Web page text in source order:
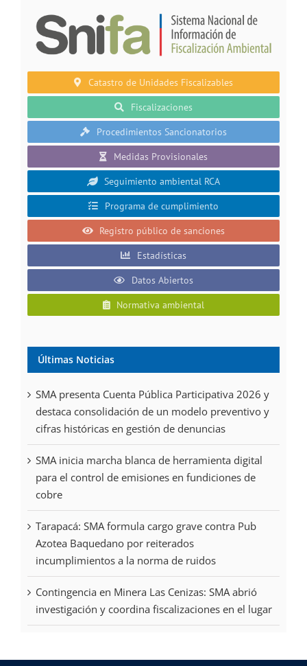
Catastro de Unidades Fiscalizables
Fiscalizaciones
Procedimientos Sancionatorios
Medidas Provisionales
Seguimiento ambiental RCA
Programa de cumplimiento
Registro público de sanciones
Estadísticas
Datos Abiertos
Normativa ambiental
Últimas Noticias
SMA presenta Cuenta Pública Participativa 2026 y
destaca consolidación de un modelo preventivo y
cifras históricas en gestión de denuncias
SMA inicia marcha blanca de herramienta digital
para el control de emisiones en fundiciones de
cobre
Tarapacá: SMA formula cargo grave contra Pub
Azotea Baquedano por reiterados
incumplimientos a la norma de ruidos
Contingencia en Minera Las Cenizas: SMA abrió
investigación y coordina fiscalizaciones en el lugar